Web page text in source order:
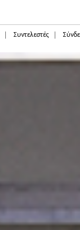
Συντελεστές